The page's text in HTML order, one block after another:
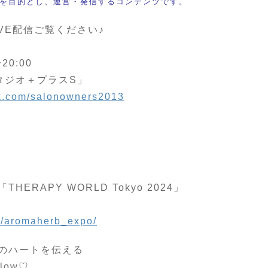
配信ご覧ください♪
20:00
オ＋プラスS」
salonowners2013
THERAPY WORLD Tokyo 2024」
aromaherb_expo/
ハートを伝える